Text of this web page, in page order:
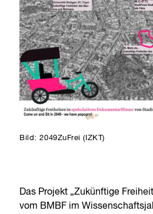
Bild: 2049ZuFrei (IZKT)
Das Projekt „Zukünftige
vom BMBF im